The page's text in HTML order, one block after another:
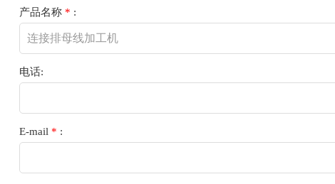
产品名称* :
电话:
E-mail * :